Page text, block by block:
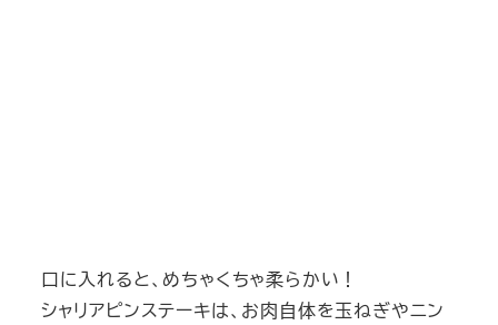
口に入れると、めちゃくちゃ柔らかい！
シャリアピンステーキは、お肉自体を玉ねぎやニン